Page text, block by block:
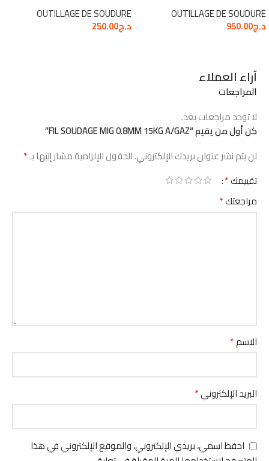
OUTILLAGE DE SOUDURE
د.ج950.00
OUTILLAGE DE SOUDURE
د.ج250.00
آراء العملاء
المراجعات
لا توجد مراجعات بعد.
كن أول من يقيم “FIL SOUDAGE MIG 0.8MM 15KG A/GAZ”
لن يتم نشر عنوان بريدك الإلكتروني.الحقول الإلزامية مشار إليها بـ*
تقييمك*
مراجعتك*
الاسم*
البريد الإلكتروني*
احفظ اسمي، بريدي الإلكتروني، والموقع الإلكتروني في هذا